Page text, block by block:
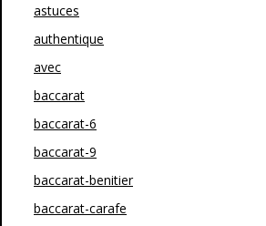
astuces
authentique
avec
baccarat
baccarat-6
baccarat-9
baccarat-benitier
baccarat-carafe